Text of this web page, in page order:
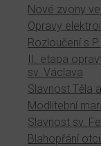
Nové zvony
Opravy
Rozloučení s
II. etapa
sv. Václava
Slavnost Těla
Modlitební
Slavnost sv.
Blahopřání